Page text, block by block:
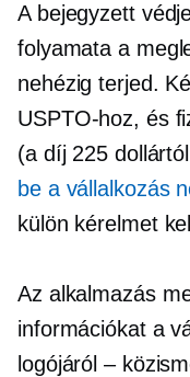
A bejegyzett
folyamata a
nehézig terjed.
USPTO-hoz, és
(a díj 225
be a vállalkozás
külön kérelmet
Az alkalmazás
információkat a
logójáról –